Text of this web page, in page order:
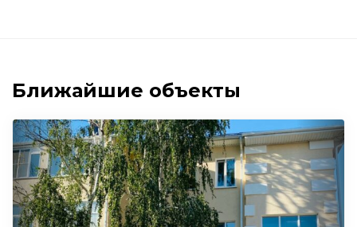
Ближайшие объекты